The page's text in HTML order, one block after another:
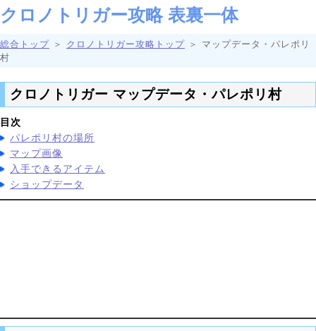
クロノトリガー攻略 表裏一体
総合トップ ＞ クロノトリガー攻略トップ ＞ マップデータ・パレポリ
村
クロノトリガー マップデータ・パレポリ村
目次
パレポリ村の場所
マップ画像
入手できるアイテム
ショップデータ